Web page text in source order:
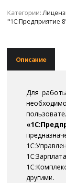
Категории:
"1С:Предприятие
Описание
Для
другими.